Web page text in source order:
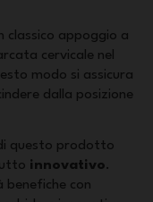
classico appoggio a
cervicale nel
modo si assicura
dalla posizione
questo prodotto
innovativo.
benefiche con